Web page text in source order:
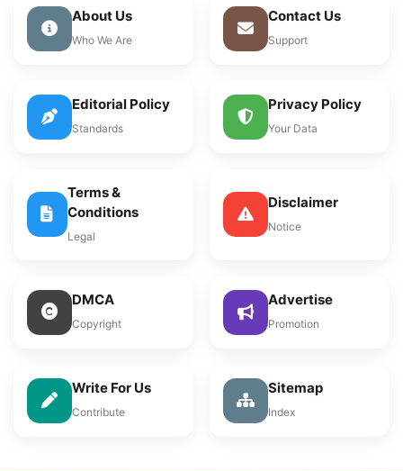
About Us
Who We Are
Contact Us
Support
Editorial Policy
Standards
Privacy Policy
Your Data
Terms &
Conditions
Legal
Disclaimer
Notice
DMCA
Copyright
Advertise
Promotion
Write For Us
Contribute
Sitemap
Index